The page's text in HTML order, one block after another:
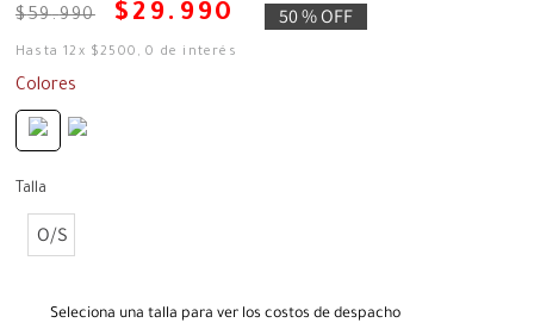
$59.990 $ 29 . 990 50 %OFF
Hasta12 x $2500 ,0 de interés
Colores
Talla
O/S
Seleciona una talla para ver los costos de despacho